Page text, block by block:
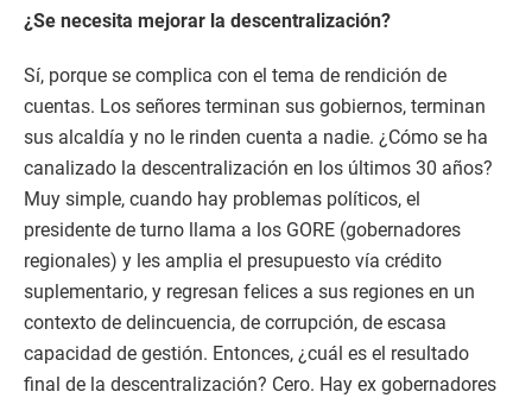
¿Se necesita mejorar la descentralización?
Sí, porque se complica con el tema de rendición de
cuentas. Los señores terminan sus gobiernos, terminan
sus alcaldía y no le rinden cuenta a nadie. ¿Cómo se ha
canalizado la descentralización en los últimos 30 años?
Muy simple, cuando hay problemas políticos, el
presidente de turno llama a los GORE (gobernadores
regionales) y les amplia el presupuesto vía crédito
suplementario, y regresan felices a sus regiones en un
contexto de delincuencia, de corrupción, de escasa
capacidad de gestión. Entonces, ¿cuál es el resultado
final de la descentralización? Cero. Hay ex gobernadores